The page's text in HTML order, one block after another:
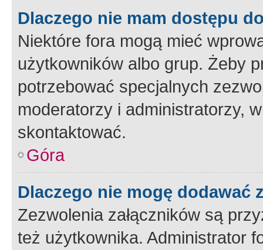
Dlaczego nie mam dostępu
Niektóre fora mogą mieć
użytkowników albo grup. Żeby
potrzebować specjalnych
moderatorzy i administratorzy,
skontaktować.
Góra
Dlaczego nie mogę dodawać
Zezwolenia załączników są
też użytkownika. Administrator